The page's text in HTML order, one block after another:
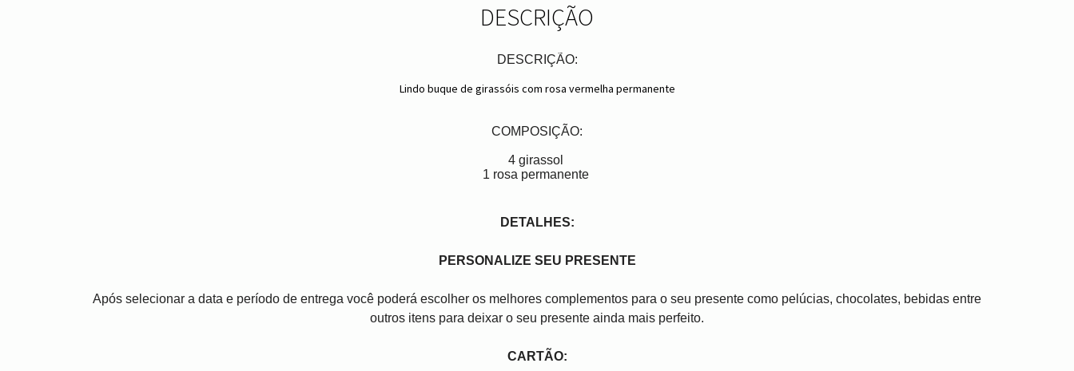
DESCRIÇÃO
DESCRIÇÃO:
Lindo buque de girassóis com rosa vermelha permanente
COMPOSIÇÃO:
4 girassol
1 rosa permanente
DETALHES:
PERSONALIZE SEU PRESENTE
Após selecionar a data e período de entrega você poderá escolher os melhores complementos para o seu presente como pelúcias, chocolates, bebidas entre
outros itens para deixar o seu presente ainda mais perfeito.
CARTÃO: